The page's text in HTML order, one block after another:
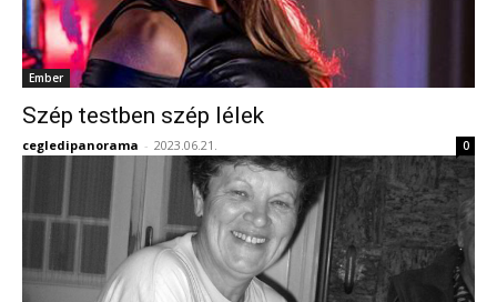
Ember
Szép testben szép lélek
cegledipanorama - 2023.06.21. 0